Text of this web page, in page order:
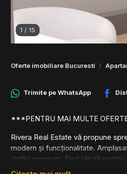
1 / 15
Oferte imobiliare Bucuresti
Trimite peWhatsApp
***PENTRU MAI MULTE
Rivera Real Estate vă propune
modern și funcționalitate.
dotări premium, fiind ideală